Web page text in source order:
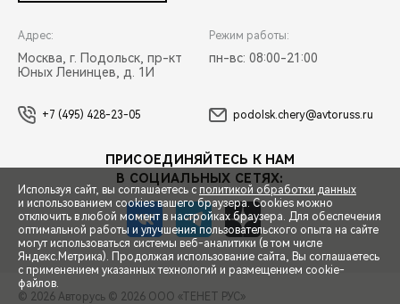
СПЕЦПРЕДЛОЖЕНИЯ
ЗАПИСЬ НА ТЕСТ-ДРАЙВ
Адрес:
Москва, г. Подольск, пр-кт
Юных Ленинцев, д. 1И
Режим работы:
пн-вс: 08:00-21:00
+7 (495) 428-23-05 podolsk.chery@avtoruss.ru
ПРИСОЕДИНЯЙТЕСЬ К НАМ
В СОЦИАЛЬНЫХ СЕТЯХ:
© 2026 Авторусь © 2026 ООО «ТЕНЕТ РУС»
Используя сайт, вы соглашаетесь с политикой обработки данных
и использованием cookies вашего браузера. Cookies можно
отключить в любой момент в настройках браузера. Для обеспечения
оптимальной работы и улучшения пользовательского опыта на сайте
могут использоваться системы веб-аналитики (в том числе
Яндекс.Метрика). Продолжая использование сайта, Вы соглашаетесь
с применением указанных технологий и размещением cookie-
файлов.